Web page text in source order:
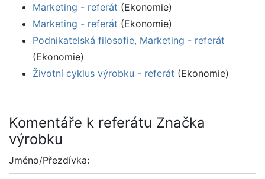
Marketing - referát (Ekonomie)
Marketing - referát (Ekonomie)
Podnikatelská filosofie, Marketing - referát
(Ekonomie)
Životní cyklus výrobku - referát (Ekonomie)
Komentáře k referátu Značka
výrobku
Jméno/Přezdívka: